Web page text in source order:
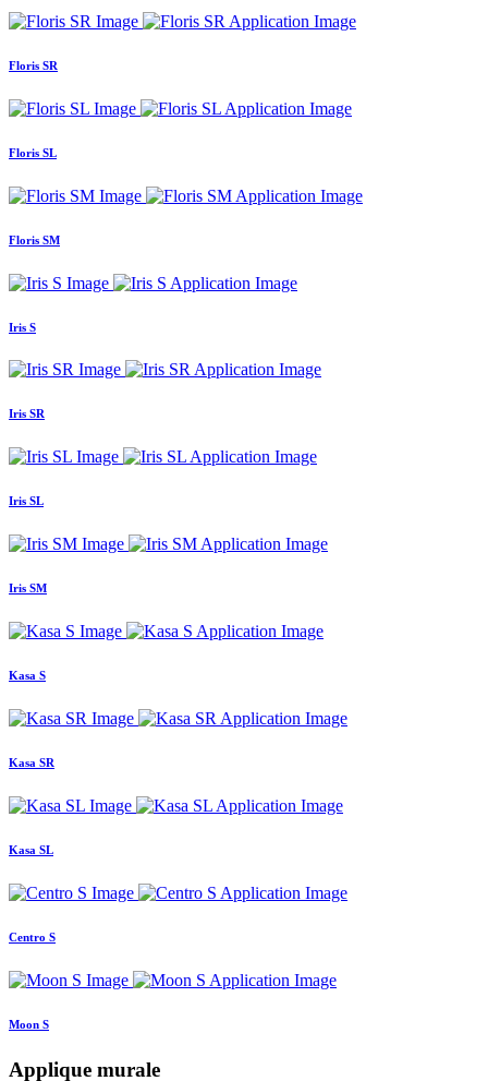
Floris SR
Floris SL
Floris SM
Iris S
Iris SR
Iris SL
Iris SM
Kasa S
Kasa SR
Kasa SL
Centro S
Moon S
Applique murale